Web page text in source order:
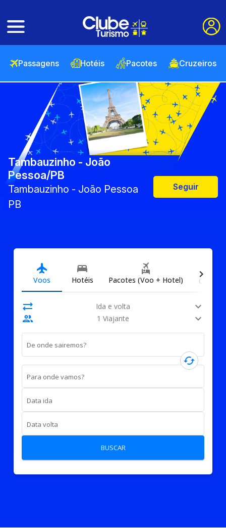
Passagens Hotéis Pacotes Cruzeiros
Tambauzinho - João
Pessoa/PB
Tambauzinho - João Pessoa
PB
Seguir
flight
Voos
bed
Hotéis
flights_and_hotels
Pacotes (Voo + Hotel) Carros
sync_alt Ida e volta
expand_more
people
1 Viajante expand_more
De onde sairemos?
cached
Para onde vamos?
Data ida
Data volta
BUSCAR
chevron_right